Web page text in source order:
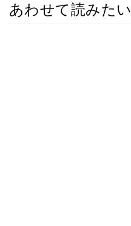
あわせて読みたい